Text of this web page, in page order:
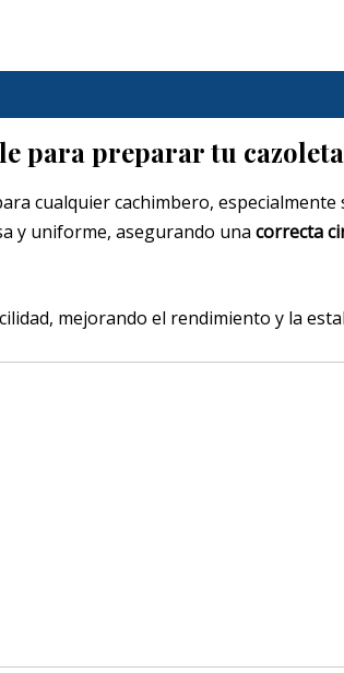
para preparar tu cazoleta
cualquier cachimbero, especialmente
y uniforme, asegurando una correcta
mejorando el rendimiento y la